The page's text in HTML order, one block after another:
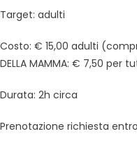
Target: adulti
Costo: € 15,00 adulti
DELLA MAMMA: € 7,50 per
Durata: 2h circa
Prenotazione richiesta